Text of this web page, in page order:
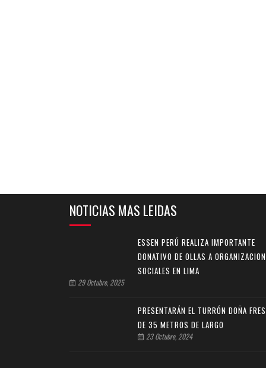
NOTICIAS MAS LEIDAS
ESSEN PERÚ REALIZA IMPORTANTE
DONATIVO DE OLLAS A
SOCIALES EN LIMA
29 Octubre, 2025
PRESENTARÁN EL TURRÓN DOÑA
DE 35 METROS DE LARGO
23 Octubre, 2024